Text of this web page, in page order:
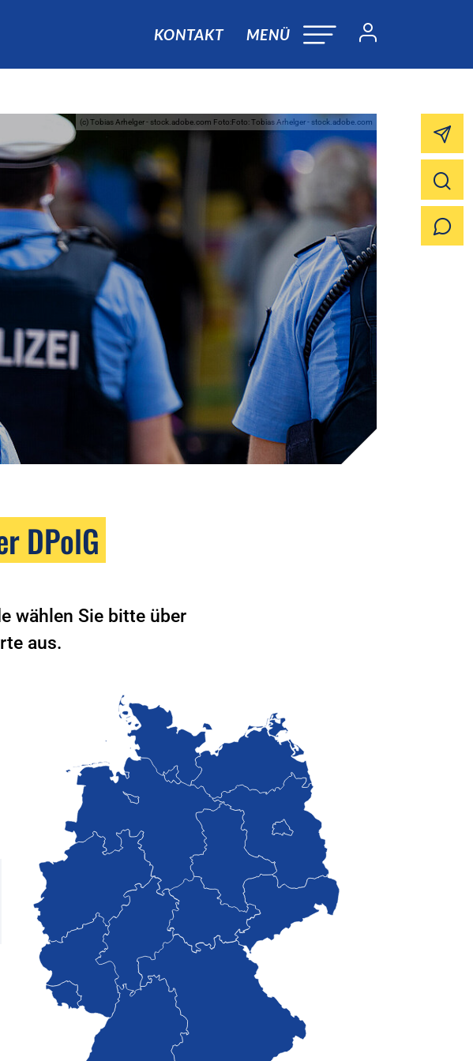
KONTAKT MENÜ
(c) Tobias Arhelger - stock.adobe.com Foto:Foto: Tobias Arhelger - stock.adobe.com
DPolG
wählen Sie bitte über
aus.